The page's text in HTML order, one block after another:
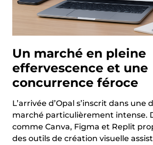
Un marché en pleine
effervescence et une
concurrence féroce
L’arrivée d’Opal s’inscrit dans une
marché particulièrement intense.
comme Canva, Figma et Replit
des outils de création visuelle